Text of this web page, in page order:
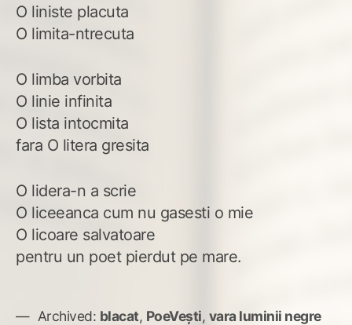
O liniste placuta
O limita-ntrecuta
O limba vorbita
O linie infinita
O lista intocmita
fara O litera gresita
O lidera-n a scrie
O liceeanca cum nu gasesti o mie
O licoare salvatoare
pentru un poet pierdut pe mare.
Archived: blacat, PoeVești, vara luminii negre